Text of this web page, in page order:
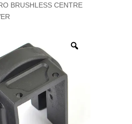
BRUSHLESS CENTRE